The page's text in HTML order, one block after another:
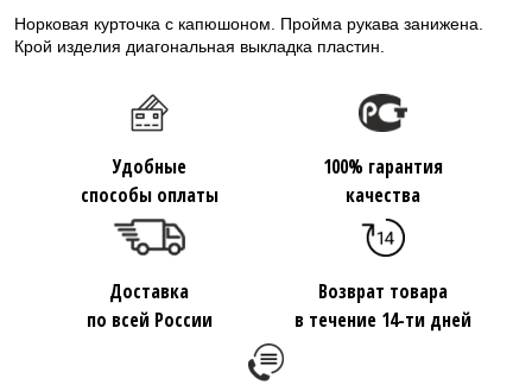
Норковая курточка с капюшоном. Пройма рукава занижена.
Крой изделия диагональная выкладка пластин.
Удобные
способы оплаты
100% гарантия
качества
Доставка
по всей России
Возврат товара
в течение 14-ти дней